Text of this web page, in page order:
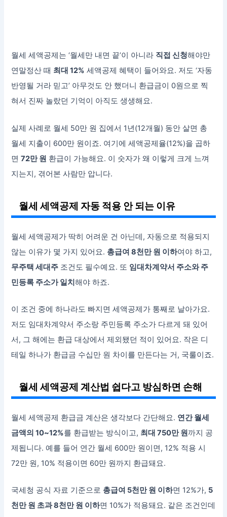
월세 세액공제는 ‘월세만 내면 끝’이 아니라 직접 신청해야만
연말정산 때 최대 12% 세액공제 혜택이 들어와요. 저도 ‘자동
반영될 거라 믿고’ 아무것도 안 했더니 환급금이 0원으로 찍
혀서 진짜 놀랐던 기억이 아직도 생생해요.
실제 사례로 월세 50만 원 집에서 1년(12개월) 동안 살면 총
월세 지출이 600만 원이죠. 여기에 세액공제율(12%)을 곱하
면72만 원 환급이 가능해요. 이 숫자가 왜 이렇게 크게 느껴
지는지, 겪어본 사람만 압니다.
월세 세액공제 자동 적용 안 되는 이유
월세 세액공제가 딱히 어려운 건 아닌데, 자동으로 적용되지
않는 이유가 몇 가지 있어요. 총급여 8천만 원 이하여야 하고,
무주택 세대주 조건도 필수예요. 또 임대차계약서 주소와 주
민등록 주소가 일치해야 하죠.
이 조건 중에 하나라도 빠지면 세액공제가 통째로 날아가요.
저도 임대차계약서 주소랑 주민등록 주소가 다르게 돼 있어
서, 그 해에는 환급 대상에서 제외됐던 적이 있어요. 작은 디
테일 하나가 환급금 수십만 원 차이를 만든다는 거, 국룰이죠.
월세 세액공제 계산법 쉽다고 방심하면 손해
월세 세액공제 환급금 계산은 생각보다 간단해요. 연간 월세
금액의 10~12%를 환급받는 방식이고, 최대 750만 원까지 공
제됩니다. 예를 들어 연간 월세 600만 원이면, 12% 적용 시
72만 원, 10% 적용이면 60만 원까지 환급돼요.
국세청 공식 자료 기준으로 총급여 5천만 원 이하면 12%가, 5
천만 원 초과 8천만 원 이하면 10%가 적용돼요. 같은 조건인데